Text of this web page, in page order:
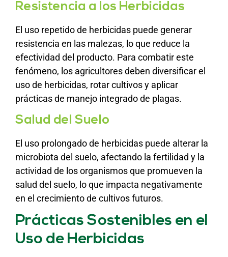
Resistencia a los Herbicidas
El uso repetido de herbicidas puede generar
resistencia en las malezas, lo que reduce la
efectividad del producto. Para combatir este
fenómeno, los agricultores deben diversificar el
uso de herbicidas, rotar cultivos y aplicar
prácticas de manejo integrado de plagas.
Salud del Suelo
El uso prolongado de herbicidas puede alterar la
microbiota del suelo, afectando la fertilidad y la
actividad de los organismos que promueven la
salud del suelo, lo que impacta negativamente
en el crecimiento de cultivos futuros.
Prácticas Sostenibles en el
Uso de Herbicidas